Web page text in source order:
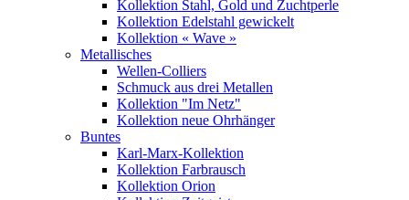
Kollektion Stahl, Gold und Zuchtperle
Kollektion Edelstahl gewickelt
Kollektion « Wave »
Metallisches
Wellen-Colliers
Schmuck aus drei Metallen
Kollektion "Im Netz"
Kollektion neue Ohrhänger
Buntes
Karl-Marx-Kollektion
Kollektion Farbrausch
Kollektion Orion